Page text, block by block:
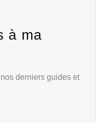
à ma
derniers guides et